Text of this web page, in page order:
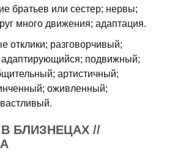
братьев или сестер; нервы;
много движения; адаптация.
отклики; разговорчивый;
подвижный;
артистичный;
оживленный;
БЛИЗНЕЦАХ //